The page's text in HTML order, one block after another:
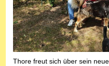
Thore freut sich über sein